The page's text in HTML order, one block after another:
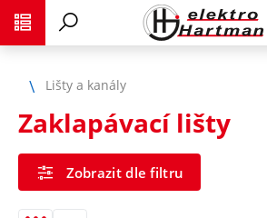
Lišty a kanály
Zaklapávací lišty
Zobrazit dle filtru